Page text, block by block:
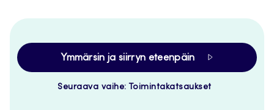
Ymmärsin ja siirryn eteenpäin
Seuraava vaihe: Toimintakatsaukset